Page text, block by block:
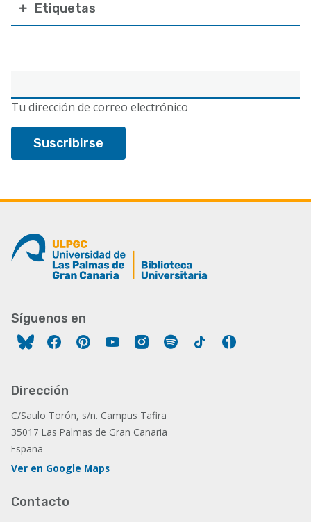
electrónico
Tu dirección de correo electrónico
Etiquetas
Síguenos en
FacebookPinterestYouTubeInstagram
Spotify Tiktok
Dirección
C/Saulo Torón, s/n. Campus Tafira
35017 Las Palmas de Gran Canaria
España
Ver en Google Maps
Contacto